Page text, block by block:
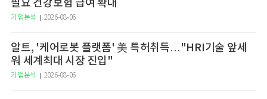
필요 건강보험 급여 확대
기업분석 2026-08-06
알트, '케어로봇 플랫폼' 美 특허취득…"HRI기술 앞세
워 세계최대 시장 진입"
기업분석 2026-08-06